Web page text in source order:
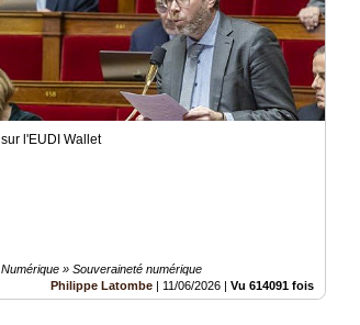
sur l'EUDI Wallet
Numérique » Souveraineté numérique
Philippe Latombe | 11/06/2026 |Vu 614091 fois